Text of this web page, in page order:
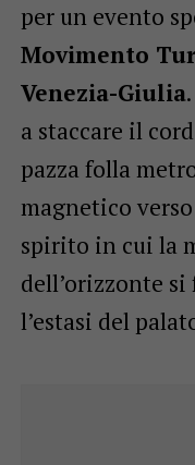
per un evento
Movimento
Venezia-Giulia
a staccare il
pazza folla
magnetico
spirito in cui la
dell’orizzonte
l’estasi del